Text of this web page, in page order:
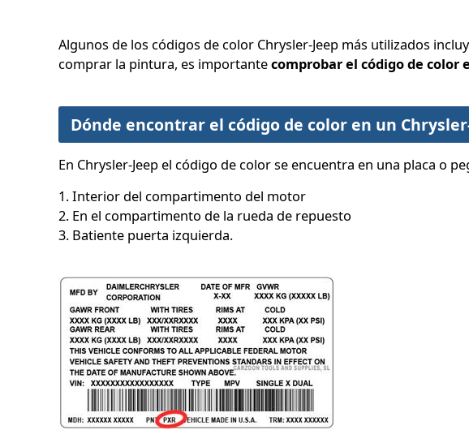
Algunos de los códigos de color Chrysler-Jeep más utilizados
comprar la pintura, es importantecomprobar el código de color
Dónde encontrar el código de color en un
En Chrysler-Jeep el código de color se encuentra en una placa o
1. Interior del compartimento del motor
2. En el compartimento de la rueda de repuesto
3. Batiente puerta izquierda.